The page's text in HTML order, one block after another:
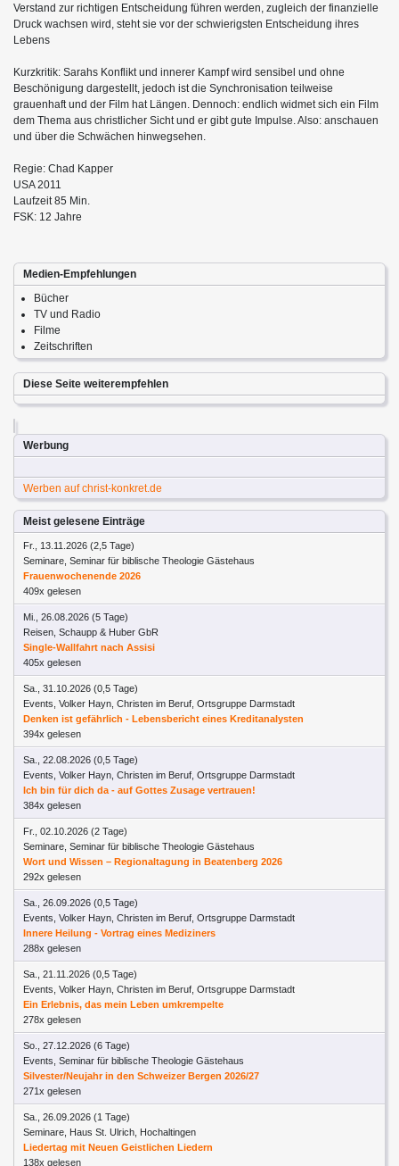
Verstand zur richtigen Entscheidung führen werden, zugleich der finanzielle
Druck wachsen wird, steht sie vor der schwierigsten Entscheidung ihres
Lebens
Kurzkritik: Sarahs Konflikt und innerer Kampf wird sensibel und ohne
Beschönigung dargestellt, jedoch ist die Synchronisation teilweise
grauenhaft und der Film hat Längen. Dennoch: endlich widmet sich ein Film
dem Thema aus christlicher Sicht und er gibt gute Impulse. Also: anschauen
und über die Schwächen hinwegsehen.
Regie: Chad Kapper
USA 2011
Laufzeit 85 Min.
FSK: 12 Jahre
Medien-Empfehlungen
Bücher
TV und Radio
Filme
Zeitschriften
Diese Seite weiterempfehlen
Werbung
Werben auf christ-konkret.de
Meist gelesene Einträge
Fr., 13.11.2026 (2,5 Tage)
Seminare, Seminar für biblische Theologie Gästehaus
Frauenwochenende 2026
409x gelesen
Mi., 26.08.2026 (5 Tage)
Reisen, Schaupp & Huber GbR
Single-Wallfahrt nach Assisi
405x gelesen
Sa., 31.10.2026 (0,5 Tage)
Events, Volker Hayn, Christen im Beruf, Ortsgruppe Darmstadt
Denken ist gefährlich - Lebensbericht eines Kreditanalysten
394x gelesen
Sa., 22.08.2026 (0,5 Tage)
Events, Volker Hayn, Christen im Beruf, Ortsgruppe Darmstadt
Ich bin für dich da - auf Gottes Zusage vertrauen!
384x gelesen
Fr., 02.10.2026 (2 Tage)
Seminare, Seminar für biblische Theologie Gästehaus
Wort und Wissen – Regionaltagung in Beatenberg 2026
292x gelesen
Sa., 26.09.2026 (0,5 Tage)
Events, Volker Hayn, Christen im Beruf, Ortsgruppe Darmstadt
Innere Heilung - Vortrag eines Mediziners
288x gelesen
Sa., 21.11.2026 (0,5 Tage)
Events, Volker Hayn, Christen im Beruf, Ortsgruppe Darmstadt
Ein Erlebnis, das mein Leben umkrempelte
278x gelesen
So., 27.12.2026 (6 Tage)
Events, Seminar für biblische Theologie Gästehaus
Silvester/Neujahr in den Schweizer Bergen 2026/27
271x gelesen
Sa., 26.09.2026 (1 Tage)
Seminare, Haus St. Ulrich, Hochaltingen
Liedertag mit Neuen Geistlichen Liedern
138x gelesen